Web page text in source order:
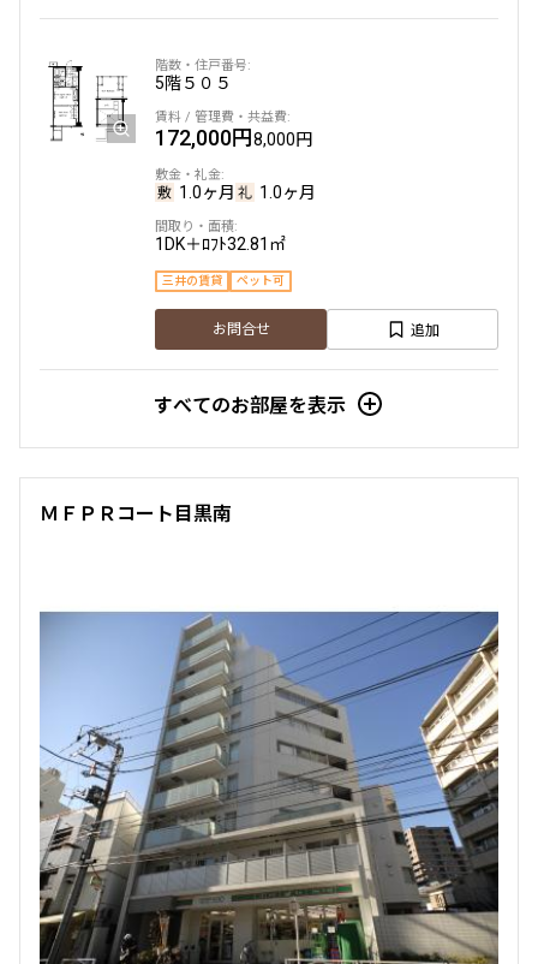
5階５０５
172,000円8,000円
1.0ヶ月 1.0ヶ月
1DK＋ﾛﾌﾄ32.81㎡
三井の賃貸 ペット可
お問合せ 追加
すべてのお部屋を表示
ＭＦＰＲコート目黒南